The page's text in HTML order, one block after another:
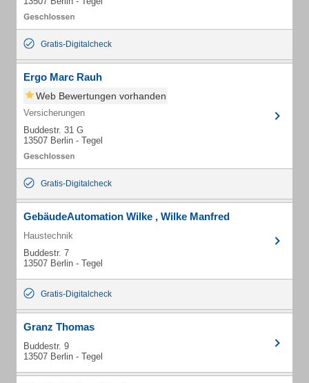
Gratis-Digitalcheck
Ergo Marc Rauh
Web Bewertungen vorhanden
Versicherungen
Buddestr. 31 G
13507 Berlin - Tegel
Gratis-Digitalcheck
GebäudeAutomation Wilke , Wilke Manfred
Haustechnik
Buddestr. 7
13507 Berlin - Tegel
Gratis-Digitalcheck
Granz Thomas
Buddestr. 9
13507 Berlin - Tegel